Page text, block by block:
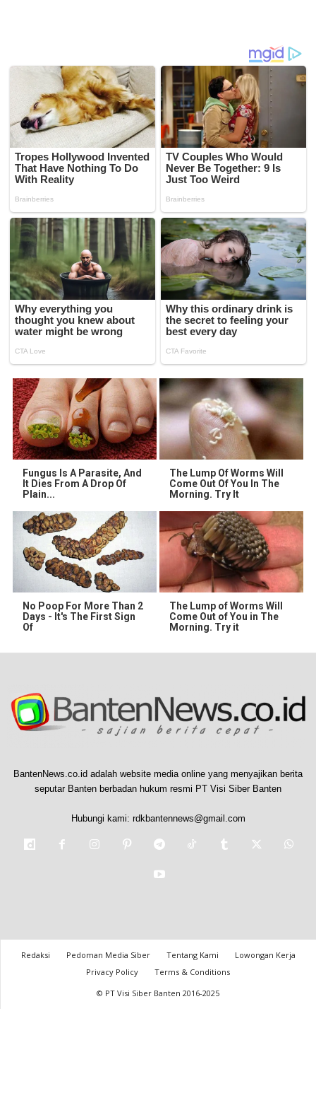
Fungus Is A Parasite, And
It Dies From A Drop Of
Plain...
The Lump Of Worms Will
Come Out Of You In The
Morning. Try It
No Poop For More Than 2
Days - It's The First Sign
Of
The Lump of Worms Will
Come Out of You in The
Morning. Try it
BantenNews.co.id adalah website media online yang menyajikan berita
seputar Banten berbadan hukum resmi PT Visi Siber Banten
Hubungi kami: rdkbantennews@gmail.com
Redaksi Pedoman Media Siber Tentang Kami
Lowongan Kerja
Privacy Policy
Terms & Conditions
© PT Visi Siber Banten 2016-2025